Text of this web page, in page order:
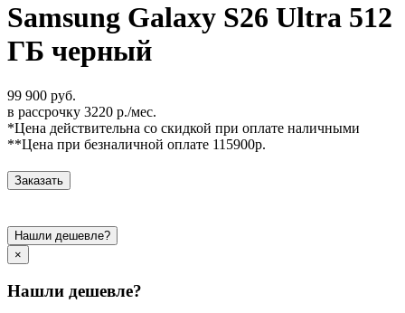
Samsung Galaxy S26 Ultra 512
ГБ черный
99 900 руб.
в рассрочку 3220 р./мес.
*Цена действительна со скидкой при оплате наличными
**Цена при безналичной оплате 115900р.
Заказать
Нашли дешевле?
×
Нашли дешевле?